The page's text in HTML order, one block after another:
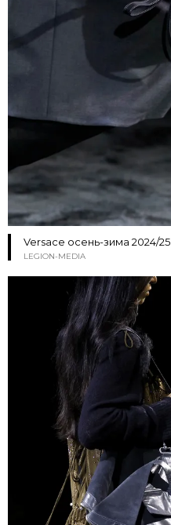
Versace осень-зима 2024/25
LEGION-MEDIA